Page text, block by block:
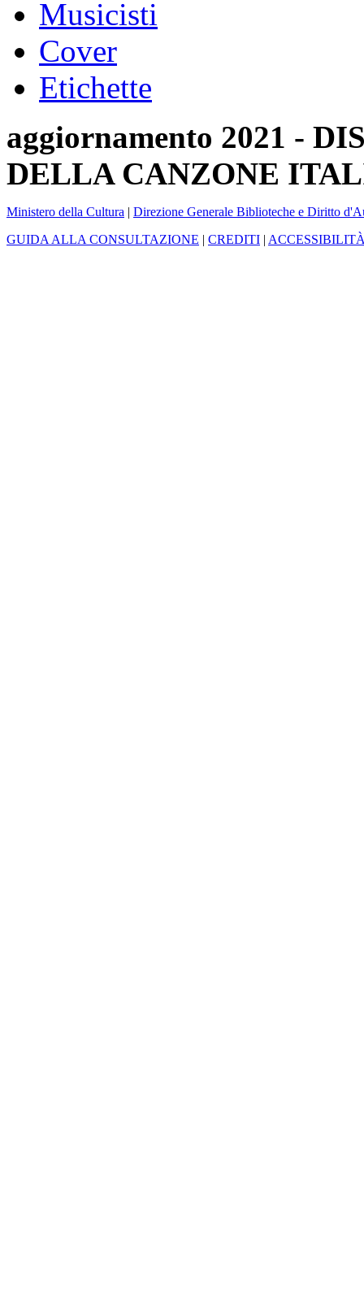
Musicisti
Cover
Etichette
aggiornamento 2021 -
DELLA CANZONE
Ministero della Cultura | Direzione Generale Biblioteche e Diritto
GUIDA ALLA CONSULTAZIONE | CREDITI |